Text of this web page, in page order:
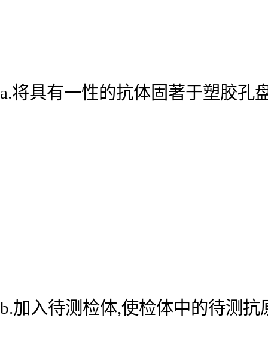
a.将具有一性的抗体固著于塑胶孔
b.加入待测检体,使检体中的待测